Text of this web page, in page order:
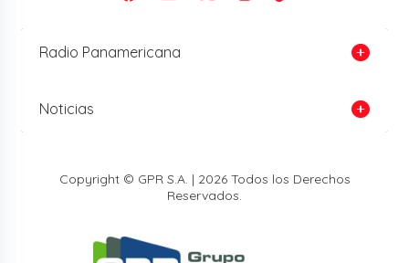
Radio Panamericana
Noticias
Copyright © GPR S.A. | 2026 Todos los Derechos
Reservados.